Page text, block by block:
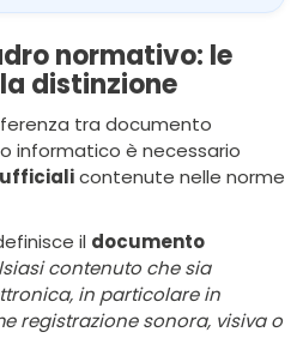
normativo: le
distinzione
tra documento
informatico è necessario
contenute nelle norme
il documento
contenuto che sia
in particolare in
registrazione sonora, visiva o